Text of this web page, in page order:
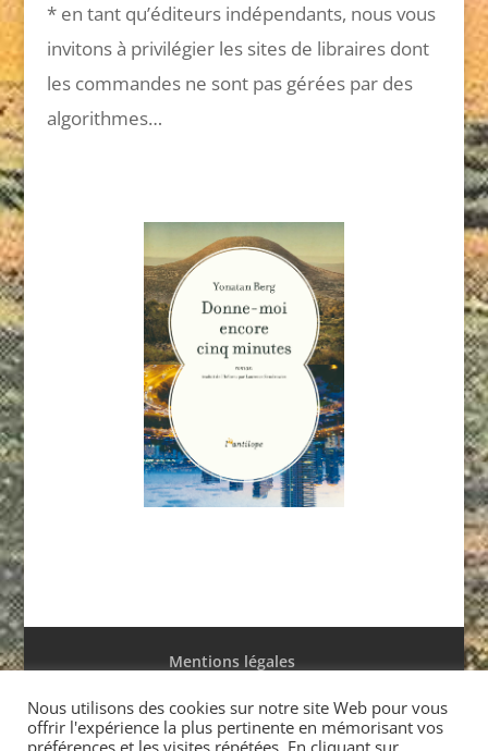
* en tant qu’éditeurs indépendants, nous vous
invitons à privilégier les sites de libraires dont
les commandes ne sont pas gérées par des
algorithmes…
Mentions légales
Conditions générales de ventes
Nous utilisons des cookies sur notre site Web pour vous
offrir l'expérience la plus pertinente en mémorisant vos
préférences et les visites répétées. En cliquant sur